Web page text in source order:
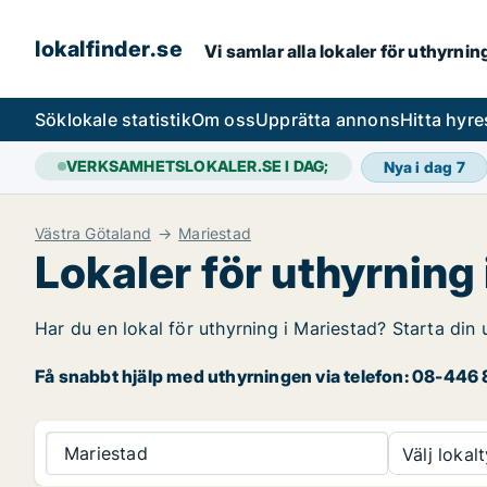
lokalfinder.se Vi samlar alla lokaler för
Söklokale statistikOm ossUpprätta annonsHitta
VERKSAMHETSLOKALER.SE I DAG; Nya i dag 7
Västra Götaland Mariestad
Lokaler för
Har du en lokal för uthyrning i Mariestad? Starta
Få snabbt hjälp med uthyrningen via telefon: 08-446
Mariestad Välj